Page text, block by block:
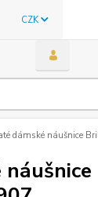
CZK
dámské náušnice